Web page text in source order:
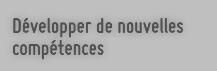
Développer de nouvelles
compétences